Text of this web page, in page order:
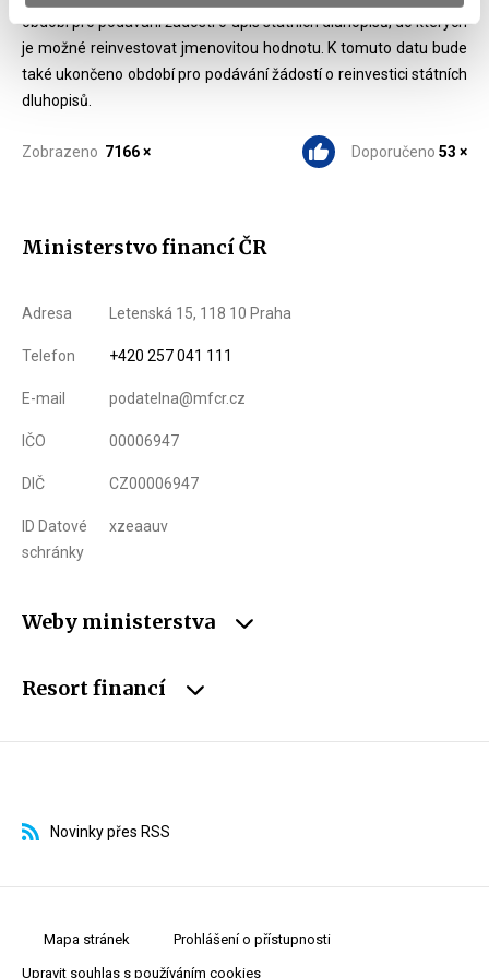
období pro podávání žádostí o úpis státních dluhopisů, do kterých
je možné reinvestovat jmenovitou hodnotu. K tomuto datu bude
také ukončeno období pro podávání žádostí o reinvestici státních
dluhopisů.
Zobrazeno 7166 × Doporučeno 53 ×
Ministerstvo financí ČR
Adresa Letenská 15, 118 10 Praha
Telefon +420 257 041 111
E-mail podatelna@mfcr.cz
IČO 00006947
DIČ CZ00006947
ID Datové
schránky
xzeaauv
Weby ministerstva
Resort financí
Novinky přes RSS
Mapa stránek Prohlášení o přístupnosti
Upravit souhlas s používáním cookies